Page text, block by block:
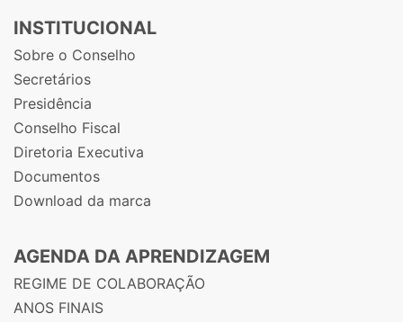
INSTITUCIONAL
Sobre o Conselho
Secretários
Presidência
Conselho Fiscal
Diretoria Executiva
Documentos
Download da marca
AGENDA DA APRENDIZAGEM
REGIME DE COLABORAÇÃO
ANOS FINAIS